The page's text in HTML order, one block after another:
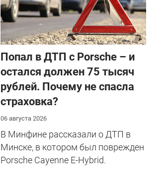
​Попал в ДТП с Porsche – и
остался должен 75 тысяч
рублей. Почему не спасла
страховка?
06 августа 2026
В Минфине рассказали о ДТП в
Минске, в котором был поврежден
Porsche Cayenne E-Hybrid.